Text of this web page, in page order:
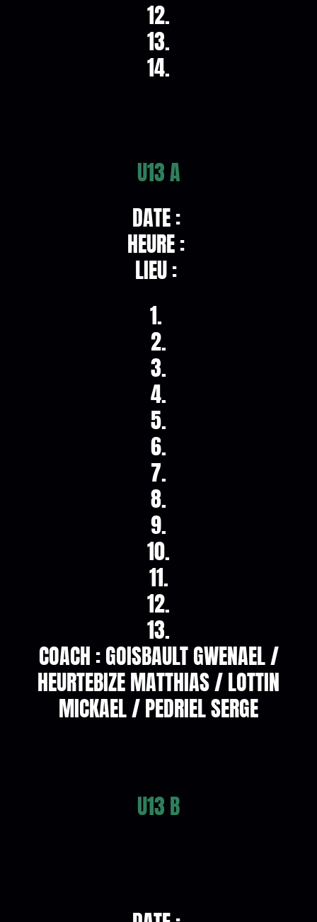
12.
13.
14.
U13 A
DATE :
HEURE :
LIEU :
1.
2.
3.
4.
5.
6.
7.
8.
9.
10.
11.
12.
13.
COACH : GOISBAULT GWENAEL /
HEURTEBIZE MATTHIAS / LOTTIN
MICKAEL / PEDRIEL SERGE
U13 B